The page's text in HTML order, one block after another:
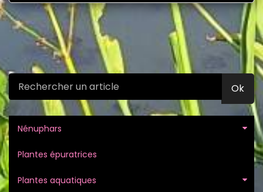
Ok
Nénuphars
Plantes épuratrices
Plantes aquatiques